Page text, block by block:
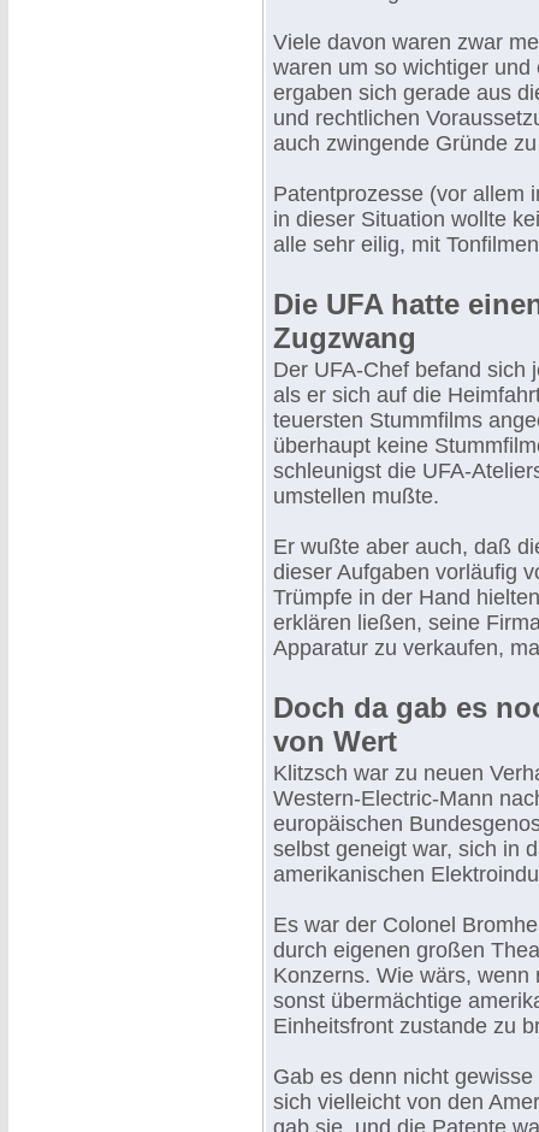
Viele davon waren zwar
waren um so wichtiger
ergaben sich gerade aus
und rechtlichen
auch zwingende Gründe
Patentprozesse (vor allem
in dieser Situation wollte
alle sehr eilig, mit
Die UFA hatte
Zugzwang
Der UFA-Chef befand sich
als er sich auf die
teuersten Stummfilms
überhaupt keine
schleunigst die UFA-
umstellen mußte.
Er wußte aber auch, daß
dieser Aufgaben vorläufig
Trümpfe in der Hand
erklären ließen, seine
Apparatur zu verkaufen,
Doch da gab es
von Wert
Klitzsch war zu neuen
Western-Electric-Mann
europäischen
selbst geneigt war, sich in
amerikanischen
Es war der Colonel
durch eigenen großen
Konzerns. Wie wärs,
sonst übermächtige
Einheitsfront zustande zu
Gab es denn nicht
sich vielleicht von den
gab sie, und die Patente